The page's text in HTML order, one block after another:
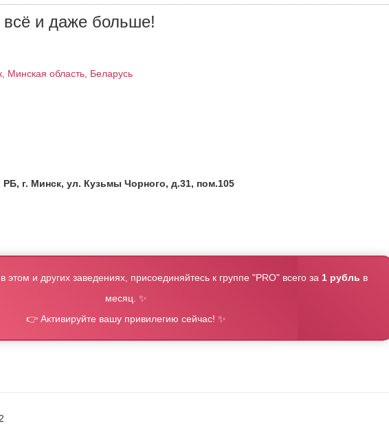
всё и даже больше!
Минская область, Беларусь
г. Минск, ул. Кузьмы Чорного, д.31, пом.105
этом и других заведениях, присоединяйтесь к группе "PRO" всего за 1 рубль в
месяц. ✨
👉 Активируйте вашу привилегию сейчас! ✨